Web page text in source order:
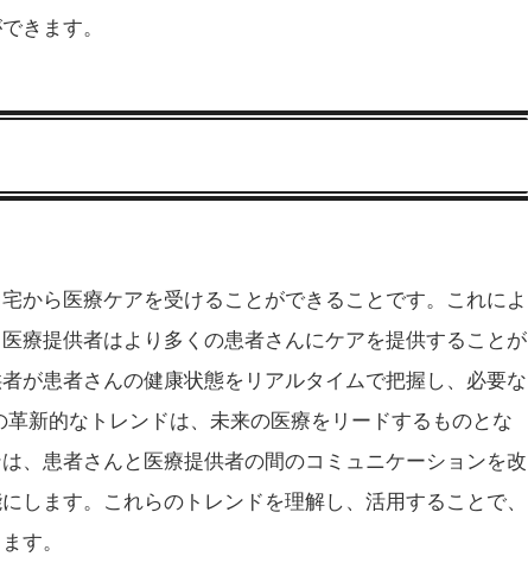
きます。
から医療ケアを受けることができることです。これによ
療提供者はより多くの患者さんにケアを提供することが
が患者さんの健康状態をリアルタイムで把握し、必要な
新的なトレンドは、未来の医療をリードするものとな
、患者さんと医療提供者の間のコミュニケーションを改
します。これらのトレンドを理解し、活用することで、
す。